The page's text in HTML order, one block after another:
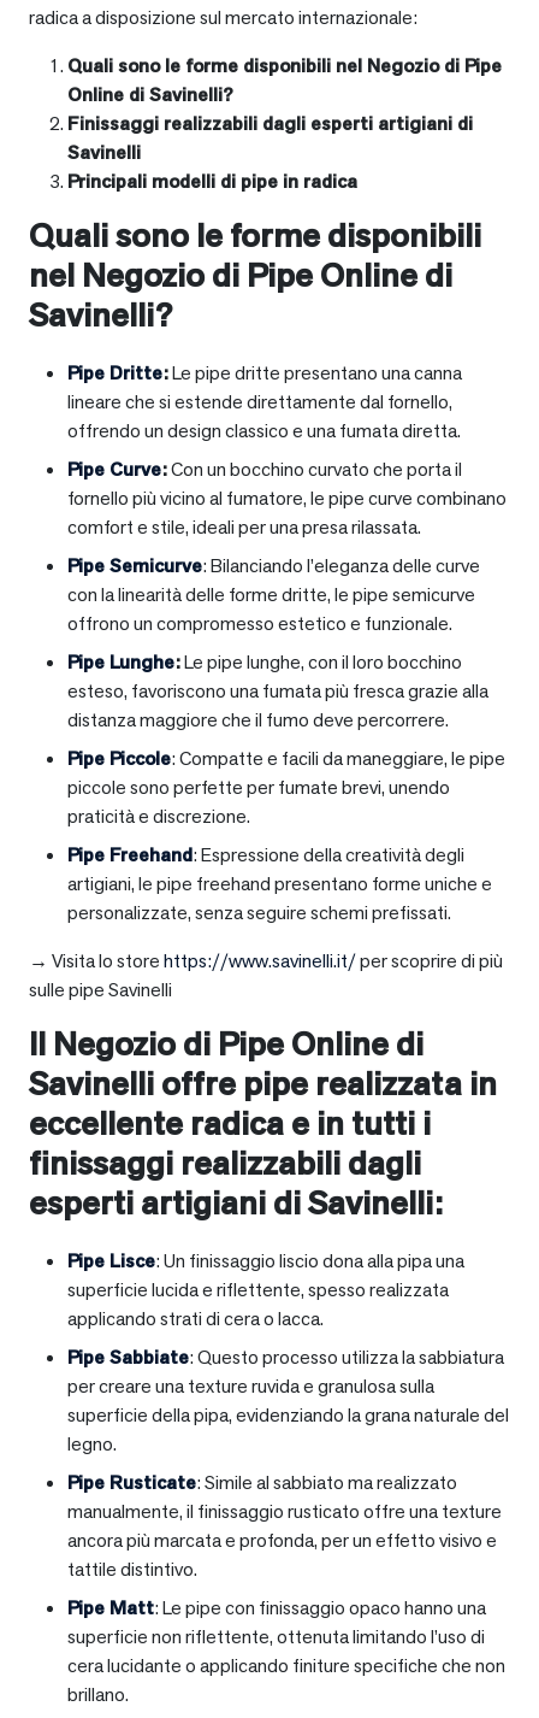
radica a disposizione sul mercato internazionale:
Quali sono le forme disponibili nel Negozio di Pipe
Online di Savinelli?
Finissaggi realizzabili dagli esperti artigiani di
Savinelli
Principali modelli di pipe in radica
Quali sono le forme disponibili
nel Negozio di Pipe Online di
Savinelli?
Pipe Dritte:Le pipe dritte presentano una canna
lineare che si estende direttamente dal fornello,
offrendo un design classico e una fumata diretta.
Pipe Curve:Con un bocchino curvato che porta il
fornello più vicino al fumatore, le pipe curve combinano
comfort e stile, ideali per una presa rilassata.
Pipe Semicurve: Bilanciando l’eleganza delle curve
con la linearità delle forme dritte, le pipe semicurve
offrono un compromesso estetico e funzionale.
Pipe Lunghe:Le pipe lunghe, con il loro bocchino
esteso, favoriscono una fumata più fresca grazie alla
distanza maggiore che il fumo deve percorrere.
Pipe Piccole: Compatte e facili da maneggiare, le pipe
piccole sono perfette per fumate brevi, unendo
praticità e discrezione.
Pipe Freehand: Espressione della creatività degli
artigiani, le pipe freehand presentano forme uniche e
personalizzate, senza seguire schemi prefissati.
→ Visita lo storehttps://www.savinelli.it/per scoprire di più
sulle pipe Savinelli
Il Negozio di Pipe Online di
Savinelli offre pipe realizzata in
eccellente radica e in tutti i
finissaggi realizzabili dagli
esperti artigiani di Savinelli:
Pipe Lisce: Un finissaggio liscio dona alla pipa una
superficie lucida e riflettente, spesso realizzata
applicando strati di cera o lacca.
Pipe Sabbiate: Questo processo utilizza la sabbiatura
per creare una texture ruvida e granulosa sulla
superficie della pipa, evidenziando la grana naturale del
legno.
Pipe Rusticate: Simile al sabbiato ma realizzato
manualmente, il finissaggio rusticato offre una texture
ancora più marcata e profonda, per un effetto visivo e
tattile distintivo.
Pipe Matt: Le pipe con finissaggio opaco hanno una
superficie non riflettente, ottenuta limitando l’uso di
cera lucidante o applicando finiture specifiche che non
brillano.